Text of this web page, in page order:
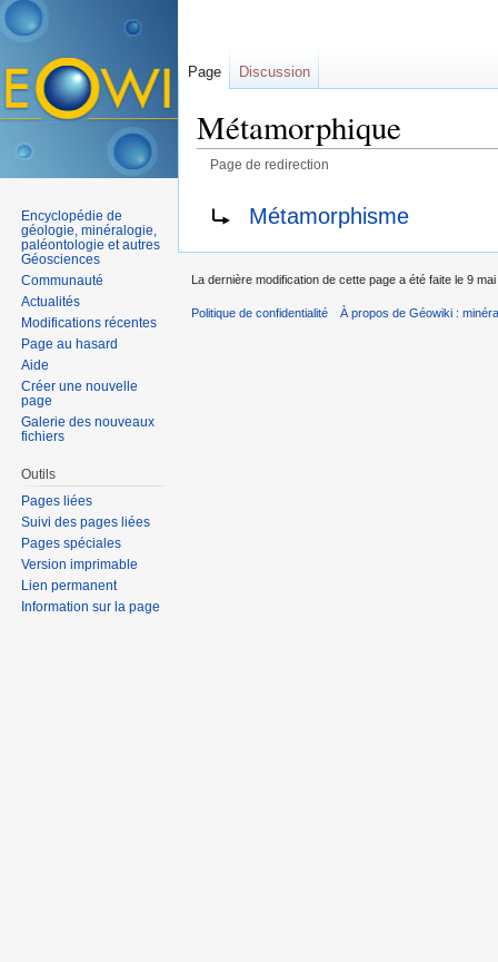
Métamorphique
Page de redirection
Rediriger vers :Métamorphisme
Page Discussion
Encyclopédie de
géologie, minéralogie,
paléontologie et autres
Géosciences
Communauté
Actualités
Modifications récentes
Page au hasard
Aide
Créer une nouvelle
page
Galerie des nouveaux
fichiers
Outils
Pages liées
Suivi des pages liées
Pages spéciales
Version imprimable
Lien permanent
Information sur la page
La dernière modification de cette page a été faite le 9
Politique de confidentialité À propos de Géowiki :